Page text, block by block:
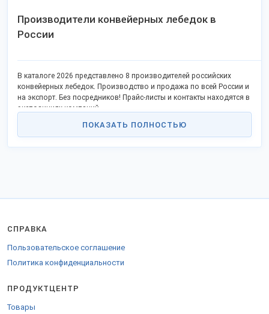
Производители конвейерных лебедок в
России
В каталоге 2026 представлено 8 производителей российских
конвейерных лебедок. Производство и продажа по всей России и
на экспорт. Без посредников! Прайс-листы и контакты находятся в
экспозициях компаний.
ПОКАЗАТЬ ПОЛНОСТЬЮ
СПРАВКА
Пользовательское соглашение
Политика конфиденциальности
ПРОДУКТЦЕНТР
Товары